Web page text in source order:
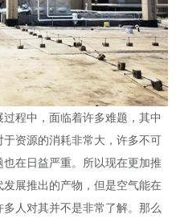
过程中，面临着许多难题，其中
资源的消耗非常大，许多不可
在日益严重。所以现在更加推
展推出的产物，但是空气能在
人对其并不是非常了解。那么